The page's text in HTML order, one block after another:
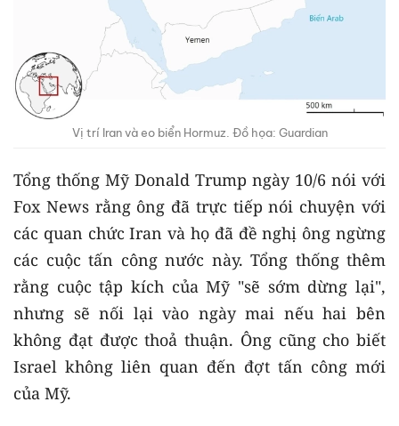
Vị trí Iran và eo biển Hormuz. Đồ họa: Guardian
Tổng thống Mỹ Donald Trump ngày 10/6 nói với
Fox News rằng ông đã trực tiếp nói chuyện với
các quan chức Iran và họ đã đề nghị ông ngừng
các cuộc tấn công nước này. Tổng thống thêm
rằng cuộc tập kích của Mỹ "sẽ sớm dừng lại",
nhưng sẽ nối lại vào ngày mai nếu hai bên
không đạt được thoả thuận. Ông cũng cho biết
Israel không liên quan đến đợt tấn công mới
của Mỹ.